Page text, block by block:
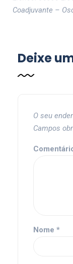
Coadjuvante –
Deixe
O seu
Campos
Nome *